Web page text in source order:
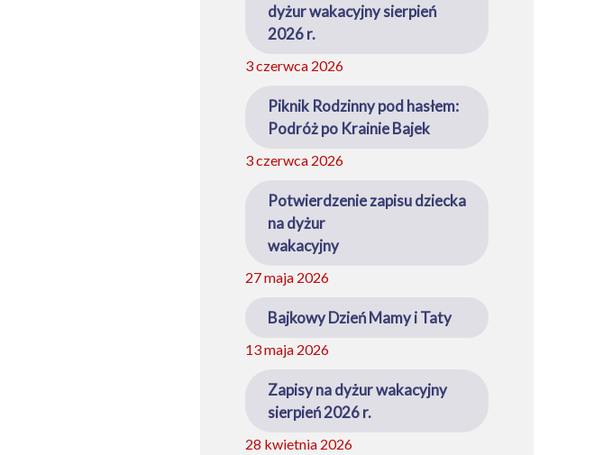
dyżur wakacyjny sierpień
2026 r.
3 czerwca 2026
Piknik Rodzinny pod hasłem:
Podróż po Krainie Bajek
3 czerwca 2026
Potwierdzenie zapisu dziecka
na dyżur
wakacyjny
27 maja 2026
Bajkowy Dzień Mamy i Taty
13 maja 2026
Zapisy na dyżur wakacyjny
sierpień 2026 r.
28 kwietnia 2026